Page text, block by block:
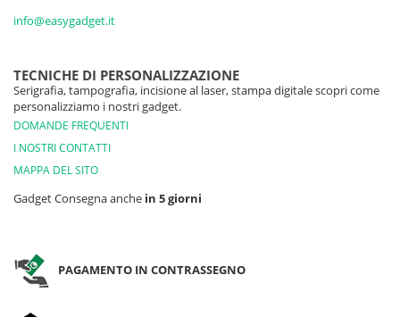
info@easygadget.it
TECNICHE DI PERSONALIZZAZIONE
Serigrafia, tampografia, incisione al laser, stampa digitale scopri come
personalizziamo i nostri gadget.
DOMANDE FREQUENTI
I NOSTRI CONTATTI
MAPPA DEL SITO
Gadget Consegna anche in 5 giorni
PAGAMENTO IN CONTRASSEGNO